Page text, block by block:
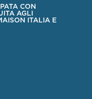
CON
AGLI
ITALIA E